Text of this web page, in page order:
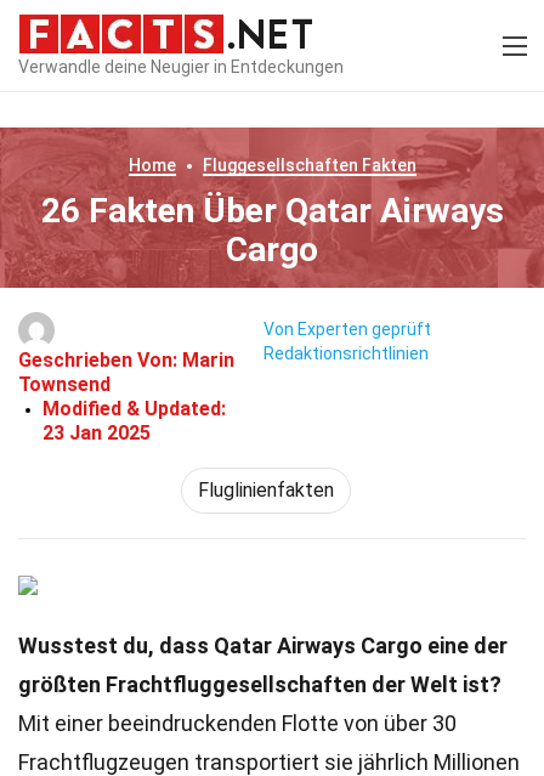
Verwandle deine Neugier in Entdeckungen
Home Fluggesellschaften Fakten
26 Fakten Über Qatar Airways
Cargo
Geschrieben Von: Marin
Townsend
Modified & Updated:
23 Jan 2025
Von Experten geprüft
Redaktionsrichtlinien
Fluglinienfakten
Wusstest du, dass Qatar Airways Cargo eine der
größten Frachtfluggesellschaften der Welt ist?
Mit einer beeindruckenden Flotte von über 30
Frachtflugzeugen transportiert sie jährlich Millionen